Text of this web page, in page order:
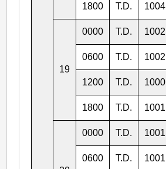
1800 T.D. 1004
19
0000 T.D. 1002
0600 T.D. 1002
1200 T.D. 1000
1800 T.D. 1001
0000 T.D. 1001
0600 T.D. 1001